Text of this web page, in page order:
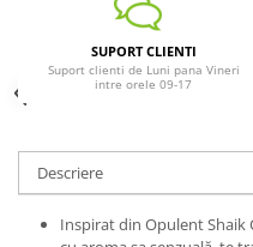
SUPORT CLIENTI
Suport clienti de Luni pana Vineri
intre orele 09-17
Descriere
Inspirat din Opulent Shaik